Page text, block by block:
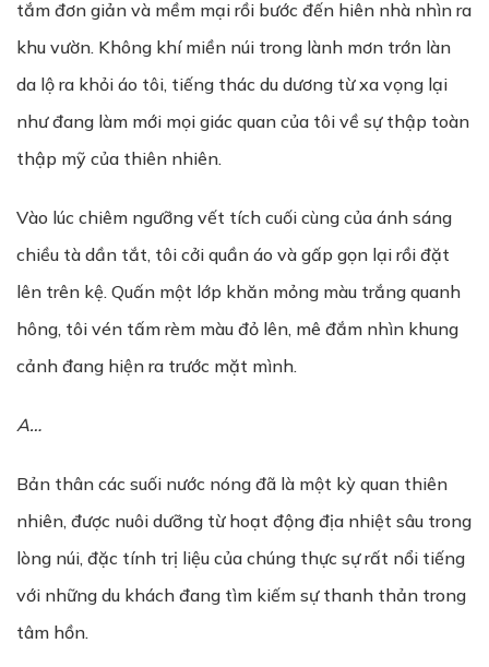
tắm đơn giản và mềm mại rồi bước đến hiên nhà nhìn ra
khu vườn. Không khí miền núi trong lành mơn trớn làn
da lộ ra khỏi áo tôi, tiếng thác du dương từ xa vọng lại
như đang làm mới mọi giác quan của tôi về sự thập toàn
thập mỹ của thiên nhiên.
Vào lúc chiêm ngưỡng vết tích cuối cùng của ánh sáng
chiều tà dần tắt, tôi cởi quần áo và gấp gọn lại rồi đặt
lên trên kệ. Quấn một lớp khăn mỏng màu trắng quanh
hông, tôi vén tấm rèm màu đỏ lên, mê đắm nhìn khung
cảnh đang hiện ra trước mặt mình.
A…
Bản thân các suối nước nóng đã là một kỳ quan thiên
nhiên, được nuôi dưỡng từ hoạt động địa nhiệt sâu trong
lòng núi, đặc tính trị liệu của chúng thực sự rất nổi tiếng
với những du khách đang tìm kiếm sự thanh thản trong
tâm hồn.